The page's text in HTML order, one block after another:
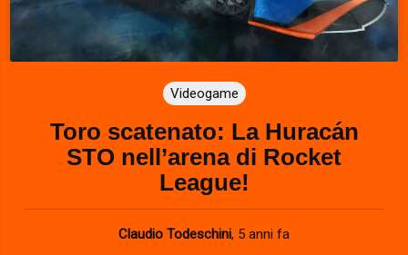
Videogame
Toro scatenato: La Huracán
STO nell’arena di Rocket
League!
Claudio Todeschini, 5 anni fa